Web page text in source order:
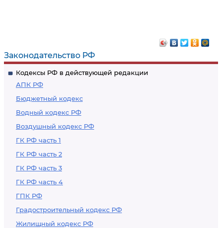
Законодательство РФ
Кодексы РФ в действующей редакции
АПК РФ
Бюджетный кодекс
Водный кодекс РФ
Воздушный кодекс РФ
ГК РФ часть 1
ГК РФ часть 2
ГК РФ часть 3
ГК РФ часть 4
ГПК РФ
Градостроительный кодекс РФ
Жилищный кодекс РФ